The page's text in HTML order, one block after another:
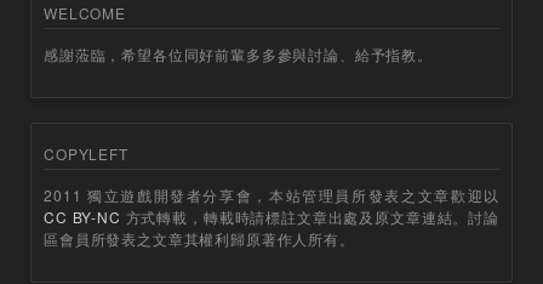
WELCOME
感謝蒞臨，希望各位同好前輩多多參與討論、給予指教。
COPYLEFT
2011 獨立遊戲開發者分享會，本站管理員所發表之文章歡迎以
CC BY-NC 方式轉載，轉載時請標註文章出處及原文章連結。討論
區會員所發表之文章其權利歸原著作人所有。